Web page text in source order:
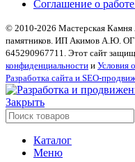
Соглашение о
© 2010-2026 Мастерская Камня
памятников. ИП Акимов А.Ю.
645290967711. Этот сайт
конфиденциальности и Условия
Разработка сайта и SEO-
Закрыть
Каталог
Меню